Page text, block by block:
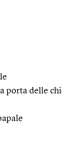
porta delle